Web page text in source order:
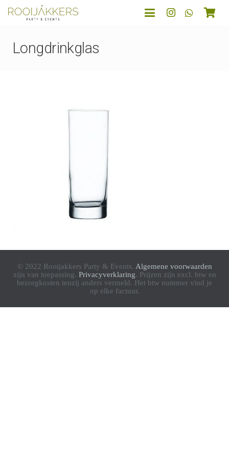
Longdrinkglas
© 2022 Rooijakkers Party & Events. Algemene voorwaarden
zijn van toepassing. Privacyverklaring. Prijzen zijn excl. btw en
bezorgkosten tenzij anders vermeld. Het btw nummer vind je
op elke factuur.